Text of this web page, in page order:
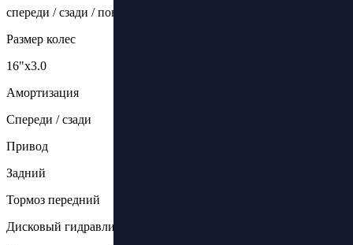
спереди / сзади / поворотники
Размер колес
16"х3.0
Амортизация
Спереди / сзади
Привод
Задний
Тормоз передний
Дисковый гидравлический